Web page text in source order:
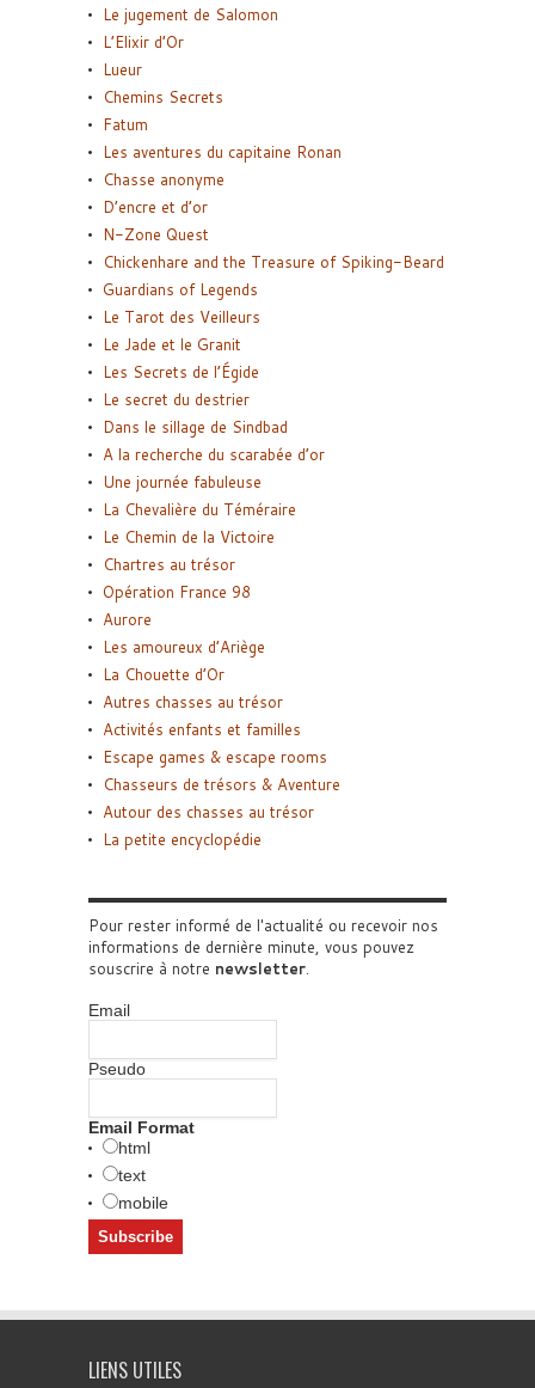
Le jugement de Salomon
L’Elixir d’Or
Lueur
Chemins Secrets
Fatum
Les aventures du capitaine Ronan
Chasse anonyme
D’encre et d’or
N-Zone Quest
Chickenhare and the Treasure of Spiking-Beard
Guardians of Legends
Le Tarot des Veilleurs
Le Jade et le Granit
Les Secrets de l’Égide
Le secret du destrier
Dans le sillage de Sindbad
A la recherche du scarabée d’or
Une journée fabuleuse
La Chevalière du Téméraire
Le Chemin de la Victoire
Chartres au trésor
Opération France 98
Aurore
Les amoureux d’Ariège
La Chouette d’Or
Autres chasses au trésor
Activités enfants et familles
Escape games & escape rooms
Chasseurs de trésors & Aventure
Autour des chasses au trésor
La petite encyclopédie
Pour rester informé de l'actualité ou recevoir nos
informations de dernière minute, vous pouvez
souscrire à notre newsletter.
Email
Pseudo
Email Format
html
text
mobile
LIENS UTILES